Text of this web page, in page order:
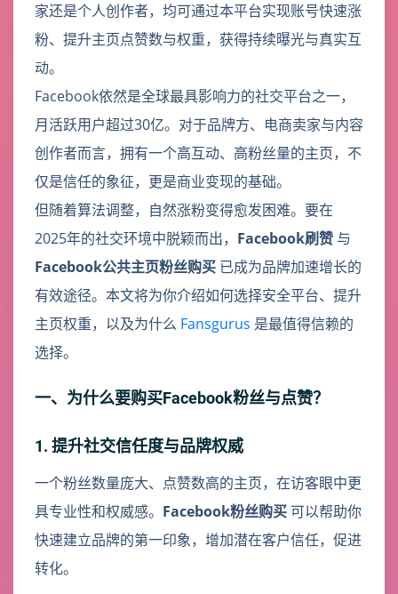
家还是个人创作者，均可通过本平台实现账号快速涨
粉、提升主页点赞数与权重，获得持续曝光与真实互
动。
Facebook依然是全球最具影响力的社交平台之一，
月活跃用户超过30亿。对于品牌方、电商卖家与内容
创作者而言，拥有一个高互动、高粉丝量的主页，不
仅是信任的象征，更是商业变现的基础。
但随着算法调整，自然涨粉变得愈发困难。要在
2025年的社交环境中脱颖而出， Facebook刷赞 与
Facebook公共主页粉丝购买 已成为品牌加速增长的
有效途径。本文将为你介绍如何选择安全平台、提升
主页权重，以及为什么 Fansgurus 是最值得信赖的
选择。
一、为什么要购买Facebook粉丝与点赞？
1. 提升社交信任度与品牌权威
一个粉丝数量庞大、点赞数高的主页，在访客眼中更
具专业性和权威感。 Facebook粉丝购买 可以帮助你
快速建立品牌的第一印象，增加潜在客户信任，促进
转化。